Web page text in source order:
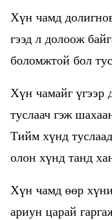
Хүн чамд
гээд л долоож
боломжтой бол
Хүн чамайг үгээр
туслаач гэж
Тийм хүнд
олон хүнд танд
Хүн чамд өөр
ариун царай